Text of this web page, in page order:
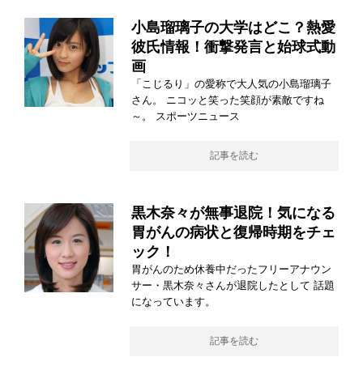
小島瑠璃子の大学はどこ？熱愛
彼氏情報！衝撃発言と始球式動
画
「こじるり」の愛称で大人気の小島瑠璃子
さん。 ニコッと笑った笑顔が素敵ですね
～。 スポーツニュース
記事を読む
黒木奈々が無事退院！気になる
胃がんの病状と復帰時期をチェ
ック！
胃がんのため休養中だったフリーアナウン
サー・黒木奈々さんが退院したとして 話題
になっています。
記事を読む